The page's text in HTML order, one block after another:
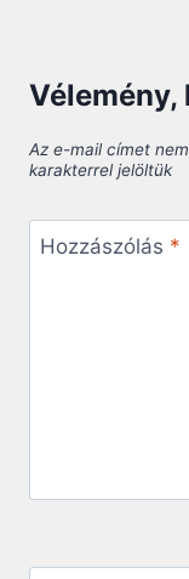
Vélemény,
Az e-mail címet
karakterrel jelöltük
Hozzászólás *